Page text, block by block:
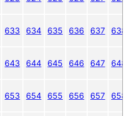
633 634 635 636 637 638
643 644 645 646 647 648
653 654 655 656 657 658